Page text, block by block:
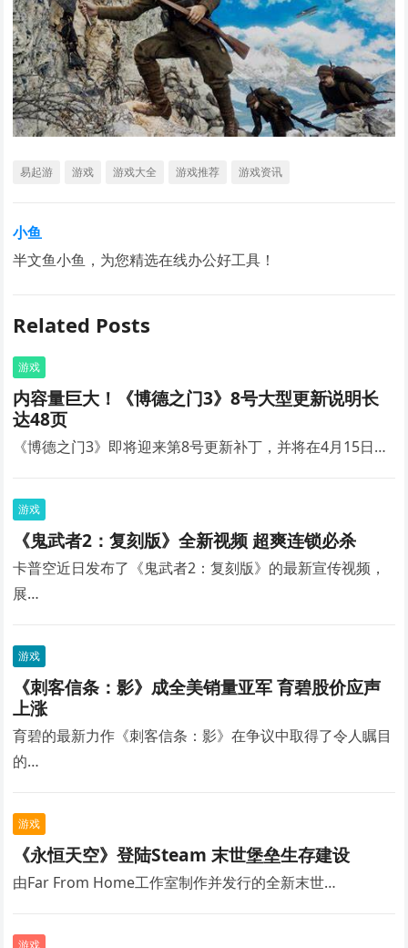
易起游 游戏 游戏大全 游戏推荐 游戏资讯
小鱼
半文鱼小鱼，为您精选在线办公好工具！
Related Posts
游戏
内容量巨大！《博德之门3》8号大型更新说明长
达48页
《博德之门3》即将迎来第8号更新补丁，并将在4月15日…
游戏
《鬼武者2：复刻版》全新视频 超爽连锁必杀
卡普空近日发布了《鬼武者2：复刻版》的最新宣传视频，
展…
游戏
《刺客信条：影》成全美销量亚军 育碧股价应声
上涨
育碧的最新力作《刺客信条：影》在争议中取得了令人瞩目
的…
游戏
《永恒天空》登陆Steam 末世堡垒生存建设
由Far From Home工作室制作并发行的全新末世…
游戏